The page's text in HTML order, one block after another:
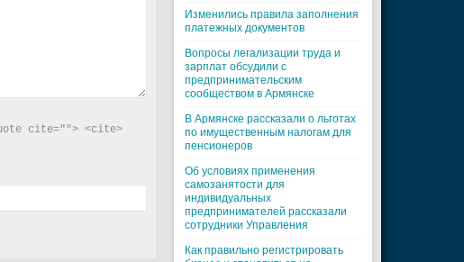
cite=""> <cite>
Изменились правила заполнения
платежных документов
Вопросы легализации труда и
зарплат обсудили с
предпринимательским
сообществом в Армянске
В Армянске рассказали о льготах
по имущественным налогам для
пенсионеров
Об условиях применения
самозанятости для
индивидуальных
предпринимателей рассказали
сотрудники Управления
Как правильно регистрировать